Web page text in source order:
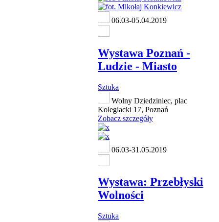
06.03-05.04.2019
Wystawa Poznań -
Ludzie - Miasto
Sztuka
Wolny Dziedziniec, plac
Kolegiacki 17, Poznań
Zobacz szczegóły
06.03-31.05.2019
Wystawa: Przebłyski
Wolności
Sztuka